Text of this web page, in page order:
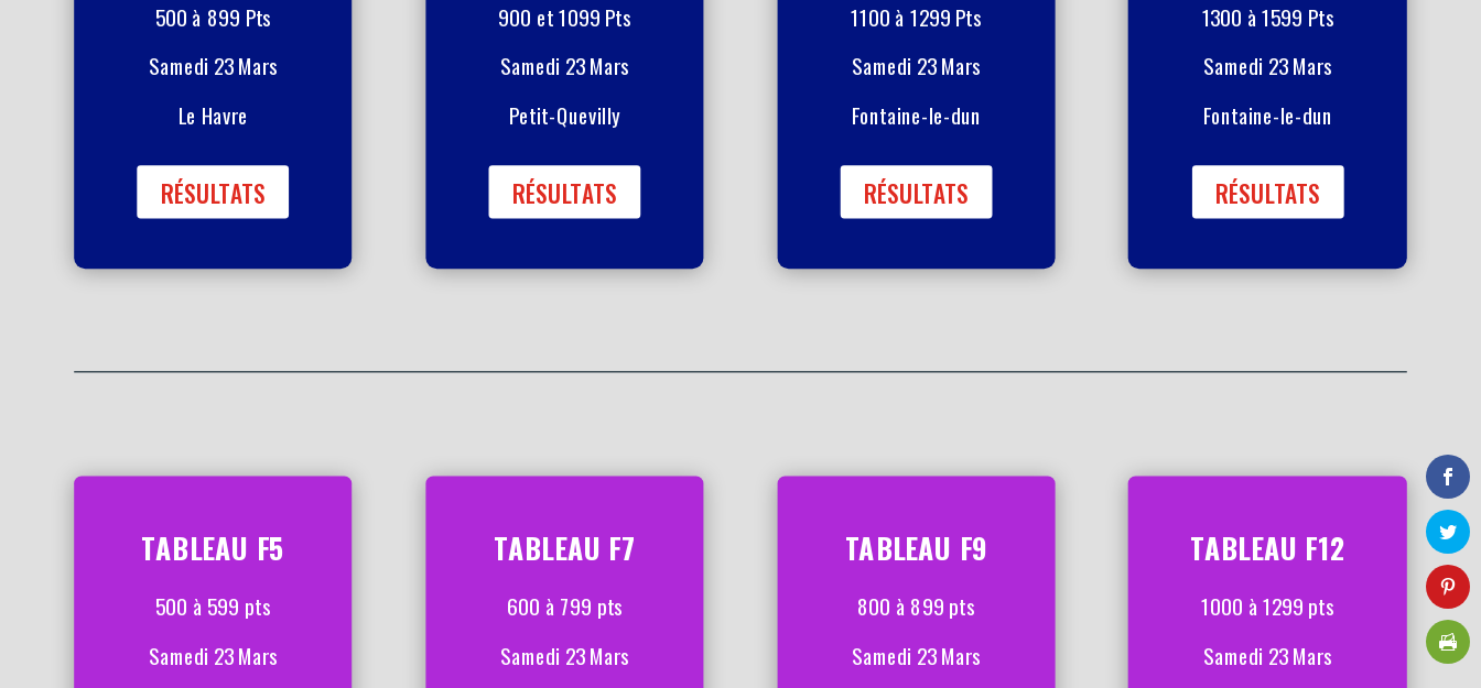
500 à 899 Pts
Samedi 23 Mars
Le Havre
RÉSULTATS
900 et 1099 Pts
Samedi 23 Mars
Petit-Quevilly
RÉSULTATS
1100 à 1299 Pts
Samedi 23 Mars
Fontaine-le-dun
RÉSULTATS
1300 à 1599 Pts
Samedi 23 Mars
Fontaine-le-dun
RÉSULTATS
TABLEAU F5
500 à 599 pts
Samedi 23 Mars
TABLEAU F7
600 à 799 pts
Samedi 23 Mars
TABLEAU F9
800 à 899 pts
Samedi 23 Mars
TABLEAU F12
1000 à 1299 pts
Samedi 23 Mars